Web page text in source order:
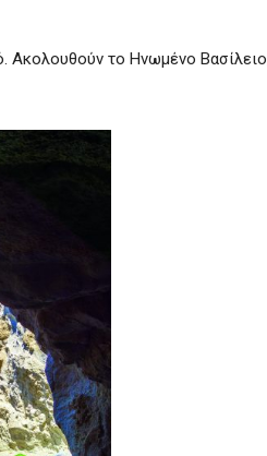
Ακολουθούν το Ηνωμένο